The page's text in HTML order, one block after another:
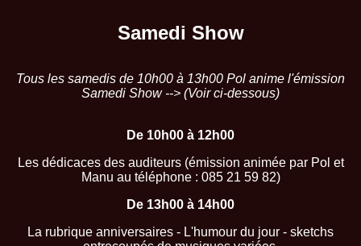
Samedi Show
Tous les samedis de 10h00 à 13h00 Pol anime l'émission
Samedi Show --> (Voir ci-dessous)
De 10h00 à 12h00
Les dédicaces des auditeurs (émission animéepar Pol et
Manu au téléphone : 085 21 59 82)
De 13h00 à 14h00
La rubrique anniversaires - L'humour du jour - sketchs